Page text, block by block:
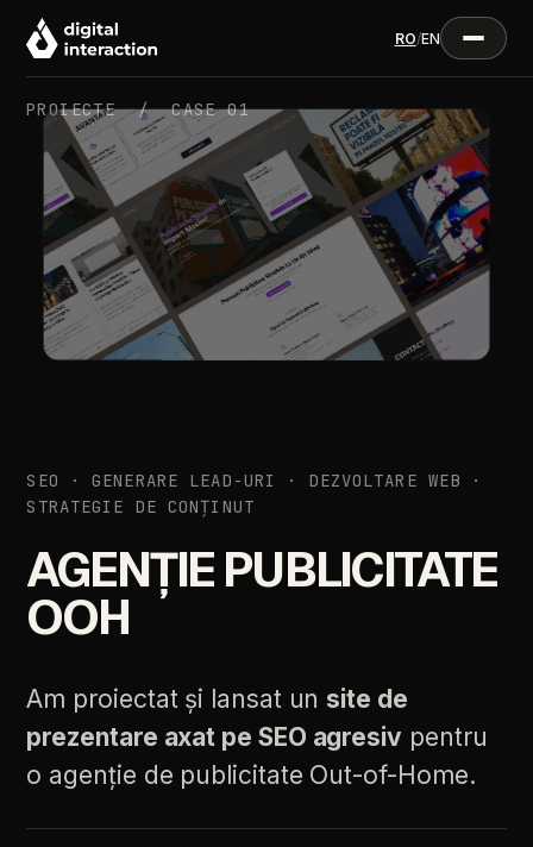
RO/EN
PROIECTE /CASE 01
SEO · GENERARE LEAD-URI · DEZVOLTARE WEB ·
STRATEGIE DE CONȚINUT
AGENȚIE PUBLICITATE
OOH
Am proiectat și lansat un site de
prezentare axat pe SEO agresiv pentru
o agenție de publicitate Out-of-Home.